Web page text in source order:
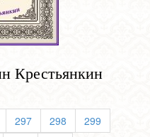
Крестьянкин
297 298
299